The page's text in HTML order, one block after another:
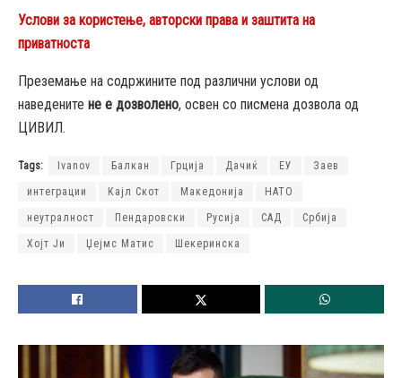
Услови за користење, авторски права и заштита на
приватноста
Преземање на содржините под различни услови од
наведените не е дозволено, освен со писмена дозвола од
ЦИВИЛ.
Tags: Ivanov Балкан Грција Дачиќ ЕУ Заев
интеграции Кајл Скот Македонија НАТО
неутралност Пендаровски Русија САД Србија
Хојт Ји Џејмс Матис Шекеринска